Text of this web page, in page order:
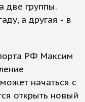
две группы.
а другая - в
РФ Максим
начаться с
открыть новый